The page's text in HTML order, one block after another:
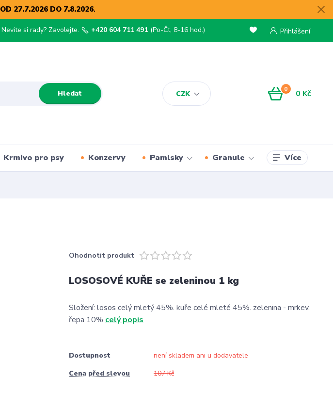
OD 27.7.2026 DO 7.8.2026.
CZK
Přihlášení
Hledat
Nevíte si rady? Zavolejte. +420 604 711 491 (Po-Čt, 8-16 hod.)
0 0 Kč
Krmivo pro psy Konzervy Pamlsky Granule Více
Ohodnotit produkt
LOSOSOVÉ KUŘE se zeleninou 1 kg
Složení: losos celý mletý 45%. kuře celé mleté 45%. zelenina - mrkev.
řepa 10% celý popis
Dostupnost
není skladem ani u dodavatele
Cena před slevou
107 Kč